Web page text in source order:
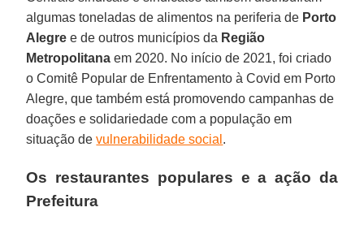
algumas toneladas de alimentos na periferia de Porto
Alegre e de outros municípios da Região
Metropolitana em 2020. No início de 2021, foi criado
o Comitê Popular de Enfrentamento à Covid em Porto
Alegre, que também está promovendo campanhas de
doações e solidariedade com a população em
situação devulnerabilidade social .
Os restaurantes populares e a ação da
Prefeitura